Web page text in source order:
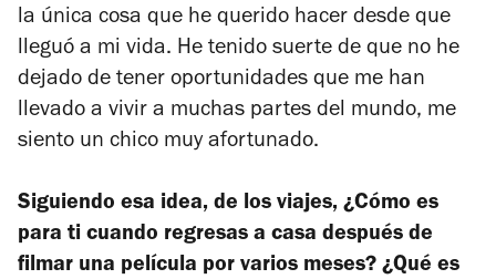
la única cosa que he querido hacer desde que
lleguó a mi vida. He tenido suerte de que no he
dejado de tener oportunidades que me han
llevado a vivir a muchas partes del mundo, me
siento un chico muy afortunado.
Siguiendo esa idea, de los viajes, ¿Cómo es
para ti cuando regresas a casa después de
filmar una película por varios meses? ¿Qué es